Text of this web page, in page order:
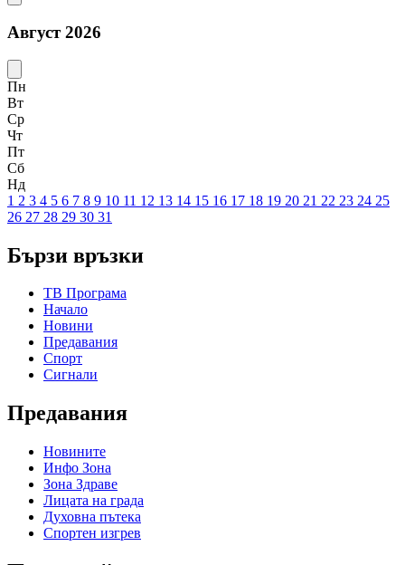
Август 2026
Пн
Вт
Ср
Чт
Пт
Сб
Нд
1 2 3 4 5 6 7 8 9 10 11 12 13 14 15 16 17 18 19 20 21 22 23 24 25
26 27 28 29 30 31
Бързи връзки
ТВ Програма
Начало
Новини
Предавания
Спорт
Сигнали
Предавания
Новините
Инфо Зона
Зона Здраве
Лицата на града
Духовна пътека
Спортен изгрев